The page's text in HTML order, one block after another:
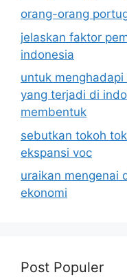
orang-orang
jelaskan faktor
indonesia
untuk
yang terjadi di
membentuk
sebutkan tokoh
ekspansi voc
uraikan mengenai
ekonomi
Post Populer